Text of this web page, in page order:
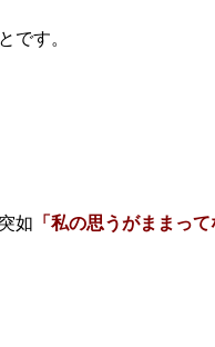
です。
如 「私の思うがままっ